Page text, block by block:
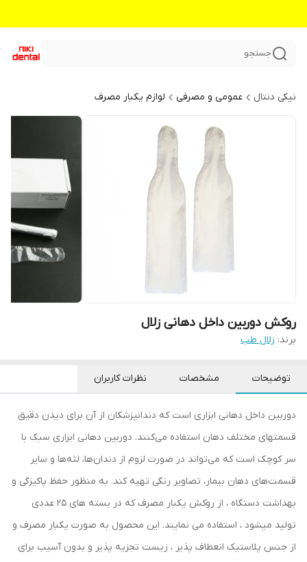
جستجو
نیکی دنتال عمومی و مصرفی لوازم یکبار مصرف
روکش دوربین داخل دهانی زلال
برند: زلال طب
توضیحات مشخصات نظرات کاربران
دوربین داخل دهانی ابزاری است که دندانپزشکان از آن برای دیدن دقیق
قسمتهای مختلف دهان استفاده می‌کنند. دوربین دهانی ابزاری سبک با
سر کوچک است که می‌تواند در صورت لزوم از دندان‌ها، لثه‌ها و سایر
قسمت‌های دهان بیمار، تصاویر رنگی تهیه کند. به منظور حفظ پاکیزگی و
بهداشت دستگاه ، از روکش یکبار مصرف که در بسته های 25 عددی
تولید میشود ، استفاده می نمایند. این محصول به صورت یکبار مصرف و
از جنس پلاستیک انعطاف پذیر ، زیست تجزیه پذیر و بدون آسیب برای